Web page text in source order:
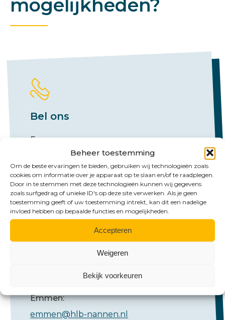
Beheer toestemming
Om de beste ervaringen te bieden, gebruiken wij technologieën zoals
cookies om informatie over je apparaat op te slaan en/of te raadplegen.
Door in te stemmen met deze technologieën kunnen wij gegevens
zoals surfgedrag of unieke ID's op deze site verwerken. Als je geen
toestemming geeft of uw toestemming intrekt, kan dit een nadelige
invloed hebben op bepaalde functies en mogelijkheden.
Accepteren
Weigeren
Bekijk voorkeuren
mogelijkheden?
Bel ons
Emmen:
+31 (0)591 61 23 77
Groningen:
+31 (0)50 526 65 33
Emmen:
emmen@hlb-nannen.nl